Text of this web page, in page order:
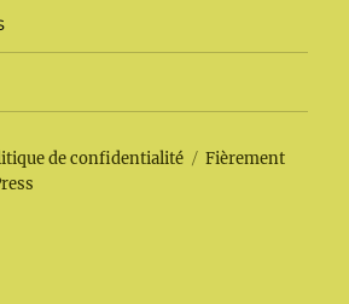
de confidentialité
Fièrement